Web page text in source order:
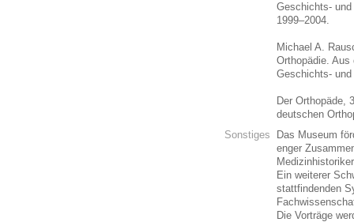
Geschichts-
1999–2004.
Michael A.
Orthopädie.
Geschichts-
Der Orthopäde,
deutschen
Sonstiges
Das Museum
enger
Ein weiterer
stattfindenden
Die Vorträge